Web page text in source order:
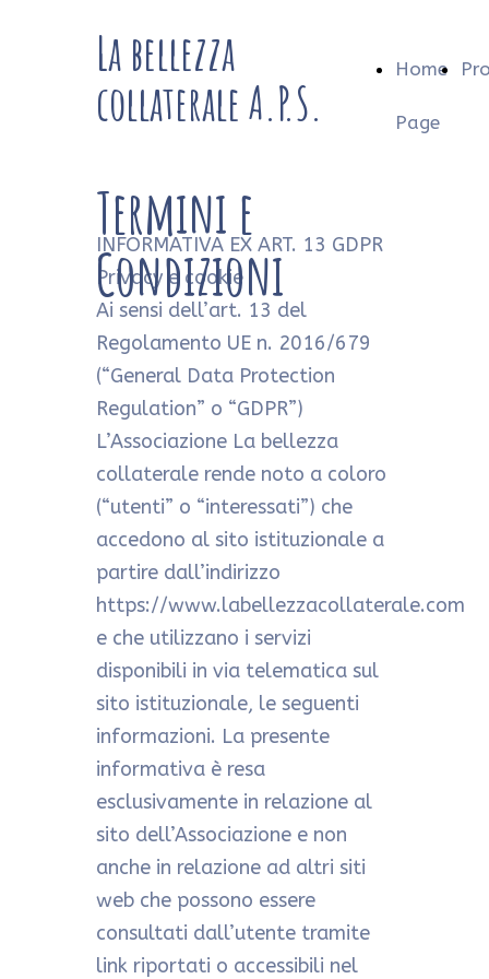
La bellezza
collaterale A.P.S.
Home
Page
Termini e
Condizioni
INFORMATIVA EX ART. 13 GDPR
Privacy e cookie
Ai sensi dell’art. 13 del
Regolamento UE n. 2016/679
(“General Data Protection
Regulation” o “GDPR”)
L’Associazione La bellezza
collaterale rende noto a coloro
(“utenti” o “interessati”) che
accedono al sito istituzionale a
partire dall’indirizzo
https://www.labellezzacollaterale.com
e che utilizzano i servizi
disponibili in via telematica sul
sito istituzionale, le seguenti
informazioni. La presente
informativa è resa
esclusivamente in relazione al
sito dell’Associazione e non
anche in relazione ad altri siti
web che possono essere
consultati dall’utente tramite
link riportati o accessibili nel